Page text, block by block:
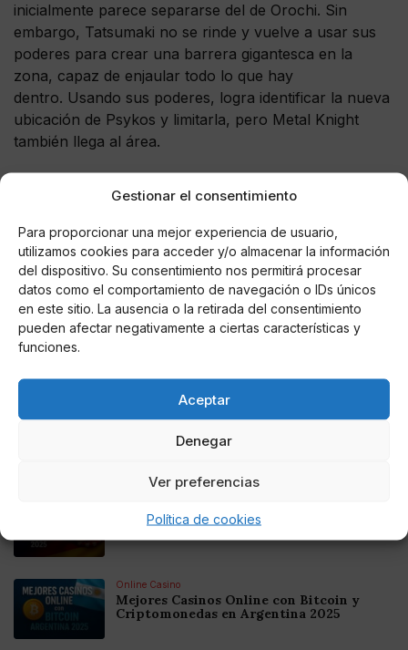
Gestionar el consentimiento
Para proporcionar una mejor experiencia de usuario,
utilizamos cookies para acceder y/o almacenar la información
del dispositivo. Su consentimiento nos permitirá procesar
datos como el comportamiento de navegación o IDs únicos
en este sitio. La ausencia o la retirada del consentimiento
pueden afectar negativamente a ciertas características y
funciones.
Aceptar
Denegar
Ver preferencias
Política de cookies
inicialmente parece separarse del de Orochi. Sin
embargo, Tatsumaki no se rinde y vuelve a usar sus
poderes para crear una barrera gigantesca en la
zona, capaz de enjaular todo lo que hay
dentro. Usando sus poderes, logra identificar la nueva
ubicación de Psykos y limitarla, pero Metal Knight
también llega al área.
área hace algunos capítulos de One Punch Man ahora
le dará una mano a Tatsumaki, ¿ podrán
los dos contener a Psykos definitivamente?.
AUTOR
y la farándula española
Mejores Cripto Casinos Online en
Colombia 2025: Bitcoin Casinos
Online Casino
Mejores Casinos Online con Bitcoin y
Criptomonedas en Argentina 2025